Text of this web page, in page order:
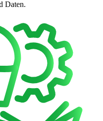
Daten.